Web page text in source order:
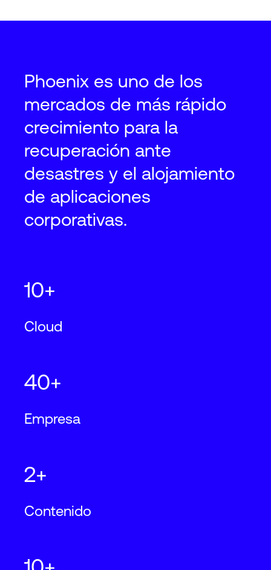
Phoenix es uno de los
mercados de más rápido
crecimiento para la
recuperación ante
desastres y el alojamiento
de aplicaciones
corporativas.
10+
Cloud
40+
Empresa
2+
Contenido